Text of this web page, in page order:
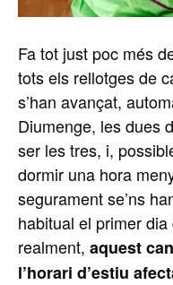
Fa tot just poc més
tots els rellotges de
s’han avançat,
Diumenge, les dues
ser les tres, i,
dormir una hora
segurament se’ns
habitual el primer
realment, aquest
l’horari d’estiu